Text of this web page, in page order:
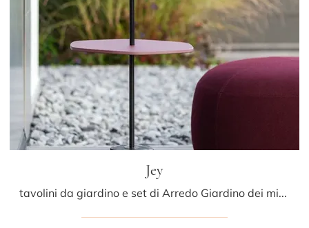
Jey
tavolini da giardino e set di Arredo Giardino dei migliori produttori: ottieni informazioni sul modello Jey di LaPalma, clicca subito!